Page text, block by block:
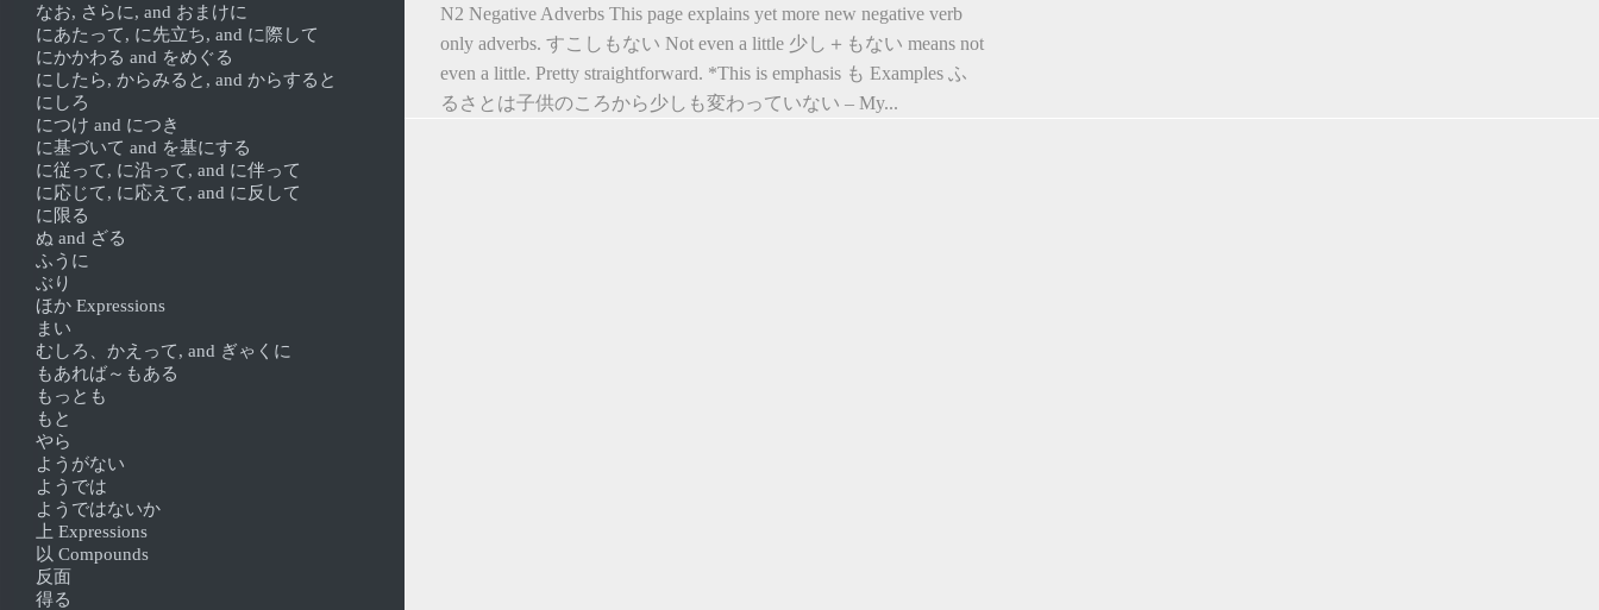
N2 Negative Adverbs This page explains yet more new negative verb
only adverbs. すこしもない Not even a little 少し＋もない means not
even a little. Pretty straightforward. *This is emphasis も Examples ふ
るさとは子供のころから少しも変わっていない – My...
なお, さらに, and おまけに
にあたって, に先立ち, and に際して
にかかわる and をめぐる
にしたら, からみると, and からすると
にしろ
につけ and につき
に基づいて and を基にする
に従って, に沿って, and に伴って
に応じて, に応えて, and に反して
に限る
ぬ and ざる
ふうに
ぶり
ほか Expressions
まい
むしろ、かえって, and ぎゃくに
もあれば～もある
もっとも
もと
やら
ようがない
ようでは
ようではないか
上 Expressions
以 Compounds
反面
得る